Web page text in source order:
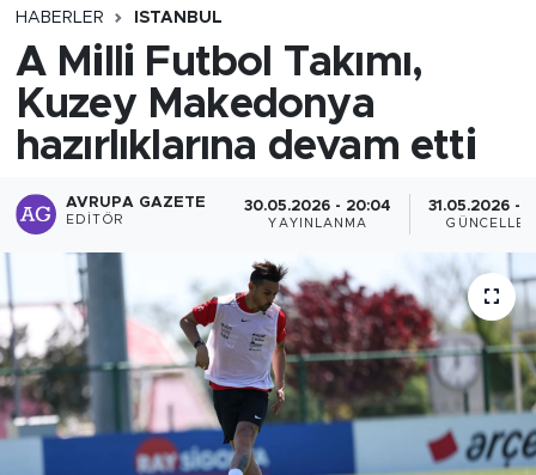
HABERLER ISTANBUL
A Milli Futbol Takımı,
Kuzey Makedonya
hazırlıklarına devam etti
AVRUPA GAZETE
EDITÖR
30.05.2026 - 20:04
YAYINLANMA
31.05.2026 -